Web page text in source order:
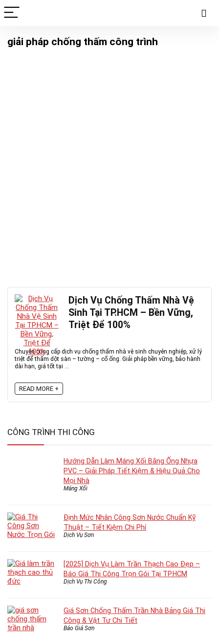
giải pháp chống thấm công trình
Dịch Vụ Chống Thấm Nhà Vệ
Sinh Tại TP.HCM – Bền Vững,
Triệt Để 100%
Chuyên cung cấp dịch vụ chống thấm nhà vệ sinh chuyên nghiệp, xử lý
triệt để thấm dột sàn – tường – cổ ống. Giải pháp bền vững, bảo hành
dài hạn, giá tốt tại ...
READ MORE +
CÔNG TRÌNH THI CÔNG
Hướng Dẫn Làm Máng Xối Bằng Ống Nhựa
PVC – Giải Pháp Tiết Kiệm & Hiệu Quả Cho
Mọi Nhà
Máng Xối
Định Mức Nhân Công Sơn Nước Chuẩn Kỹ
Thuật – Tiết Kiệm Chi Phí
Dịch Vụ Sơn
[2025] Dịch Vụ Làm Trần Thạch Cao Đẹp –
Báo Giá Thi Công Trọn Gói Tại TP.HCM
Dịch Vụ Thi Công
Giá Sơn Chống Thấm Trần Nhà Bảng Giá Thi
Công & Vật Tư Chi Tiết
Báo Giá Sơn